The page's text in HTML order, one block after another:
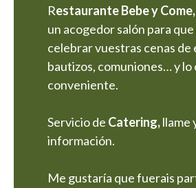
Restaurante Bebe y Come,
un acogedor salón para
celebrar vuestras cenas de
bautizos, comuniones… y lo
conveniente.
Servicio de Catering,llame
información.
Me gustaría que fuerais